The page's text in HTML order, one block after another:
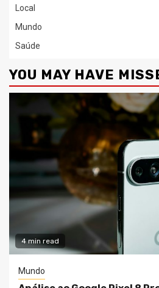
Local
Mundo
Saúde
YOU MAY HAVE
4 min read
Mundo